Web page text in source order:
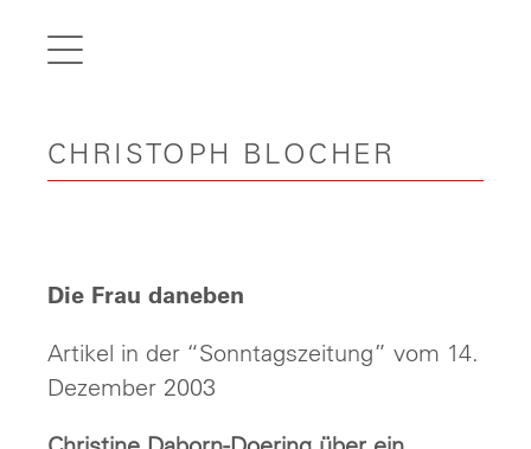
CHRISTOPH BLOCHER
en
Home
Carreer
Die Frau daneben
Artikel in der “Sonntagszeitung” vom 14.
Dezember 2003